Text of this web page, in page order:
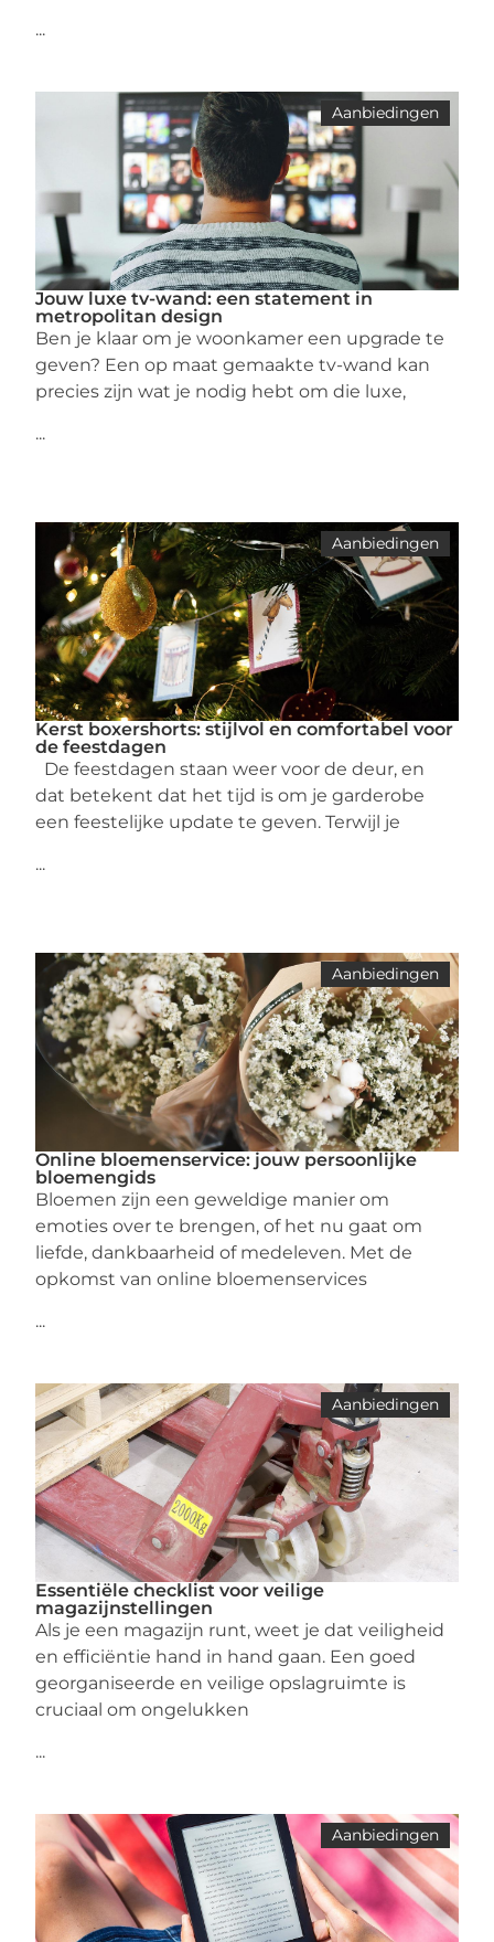
...
Aanbiedingen
Jouw luxe tv-wand: een statement in
metropolitan design
Ben je klaar om je woonkamer een upgrade te
geven? Een op maat gemaakte tv-wand kan
precies zijn wat je nodig hebt om die luxe,
...
Aanbiedingen
Kerst boxershorts: stijlvol en comfortabel voor
de feestdagen
De feestdagen staan weer voor de deur, en
dat betekent dat het tijd is om je garderobe
een feestelijke update te geven. Terwijl je
...
Aanbiedingen
Online bloemenservice: jouw persoonlijke
bloemengids
Bloemen zijn een geweldige manier om
emoties over te brengen, of het nu gaat om
liefde, dankbaarheid of medeleven. Met de
opkomst van online bloemenservices
...
Aanbiedingen
Essentiële checklist voor veilige
magazijnstellingen
Als je een magazijn runt, weet je dat veiligheid
en efficiëntie hand in hand gaan. Een goed
georganiseerde en veilige opslagruimte is
cruciaal om ongelukken
...
Aanbiedingen